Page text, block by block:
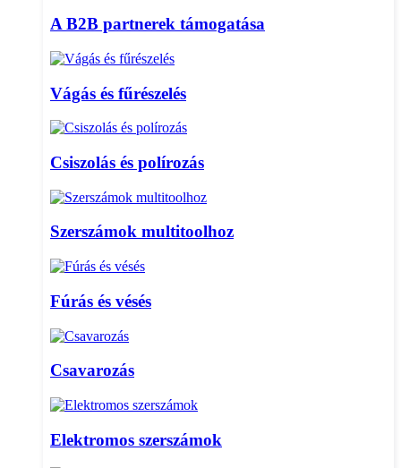
A B2B partnerek támogatása
Vágás és fűrészelés
Csiszolás és polírozás
Szerszámok multitoolhoz
Fúrás és vésés
Csavarozás
Elektromos szerszámok